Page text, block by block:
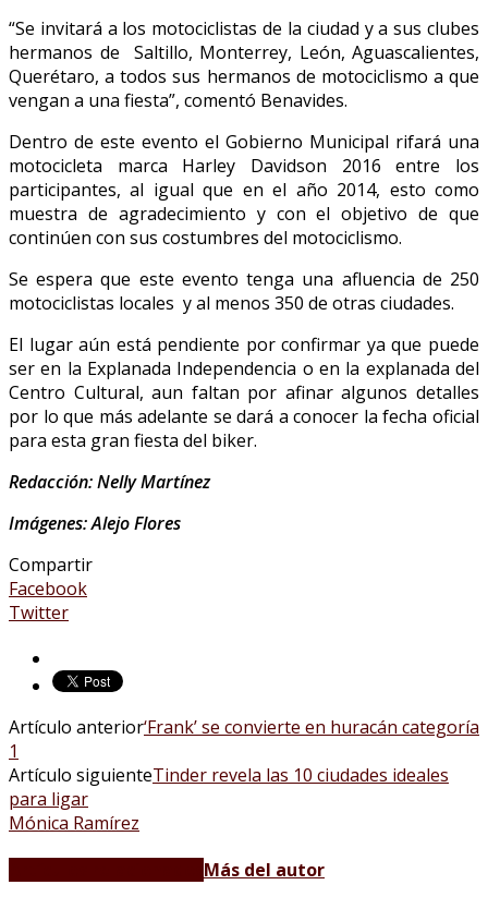
“Se invitará a los motociclistas de la ciudad y a sus clubes
hermanos de Saltillo, Monterrey, León, Aguascalientes,
Querétaro, a todos sus hermanos de motociclismo a que
vengan a una fiesta”, comentó Benavides.
Dentro de este evento el Gobierno Municipal rifará una
motocicleta marca Harley Davidson 2016 entre los
participantes, al igual que en el año 2014, esto como
muestra de agradecimiento y con el objetivo de que
continúen con sus costumbres del motociclismo.
Se espera que este evento tenga una afluencia de 250
motociclistas locales y al menos 350 de otras ciudades.
El lugar aún está pendiente por confirmar ya que puede
ser en la Explanada Independencia o en la explanada del
Centro Cultural, aun faltan por afinar algunos detalles
por lo que más adelante se dará a conocer la fecha oficial
para esta gran fiesta del biker.
Redacción: Nelly Martínez
Imágenes: Alejo Flores
Compartir
Facebook
Twitter
Artículo anterior‘Frank’ se convierte en huracán categoría
1
Artículo siguienteTinder revela las 10 ciudades ideales
para ligar
Mónica Ramírez
Más del autor